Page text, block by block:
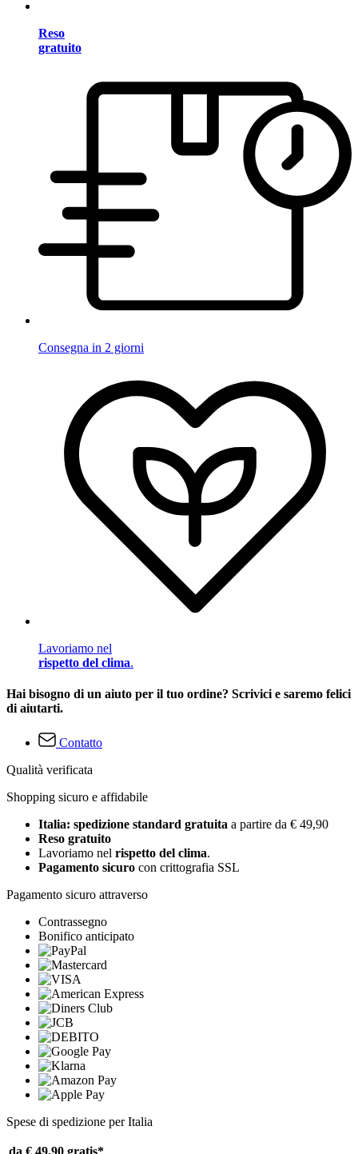
Reso
gratuito
Consegna in 2 giorni
Lavoriamo nel
rispetto del clima.
Hai bisogno di un aiuto per il tuo ordine? Scrivici e saremo felici
di aiutarti.
Contatto
Qualità verificata
Shopping sicuro e affidabile
Italia: spedizione standard gratuita a partire da € 49,90
Reso gratuito
Lavoriamo nel rispetto del clima.
Pagamento sicuro con crittografia SSL
Pagamento sicuro attraverso
Contrassegno
Bonifico anticipato
Spese di spedizione per Italia